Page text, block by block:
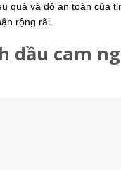
quả và độ an toàn của
rộng rãi.
dầu cam